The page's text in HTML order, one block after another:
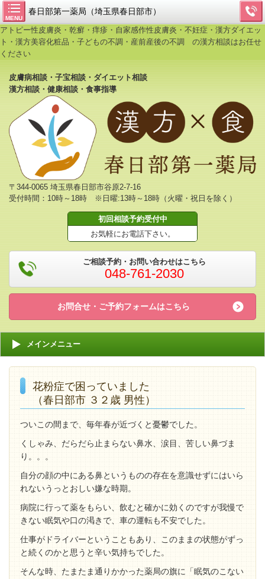
MENU
春日部第一薬局（埼玉県春日部市）
アトピー性皮膚炎・乾癬・痒疹・自家感作性皮膚炎・不妊症・漢方ダイエッ
ト・漢方美容化粧品・子どもの不調・産前産後の不調 の漢方相談はお任せ
ください
皮膚病相談・子宝相談・ダイエット相談
漢方相談・健康相談・食事指導
〒344-0065 埼玉県春日部市谷原2-7-16
受付時間：10時～18時 ※日曜:13時～18時（火曜・祝日を除く）
初回相談予約受付中
お気軽にお電話下さい。
ご相談予約・お問い合わせはこちら
048-761-2030
お問合せ・ご予約フォームはこちら
メインメニュー
花粉症で困っていました
（春日部市 ３２歳 男性）
ついこの間まで、毎年春が近づくと憂鬱でした。
くしゃみ、だらだら止まらない鼻水、涙目、苦しい鼻づま
り。。。
自分の顔の中にある鼻というものの存在を意識せずにはいら
れないうっとおしい嫌な時期。
病院に行って薬をもらい、飲むと確かに効くのですが我慢で
きない眠気や口の渇きで、車の運転も不安でした。
仕事がドライバーということもあり、このままの状態がずっ
と続くのかと思うと辛い気持ちでした。
そんな時、たまたま通りかかった薬局の旗に「眠気のこない